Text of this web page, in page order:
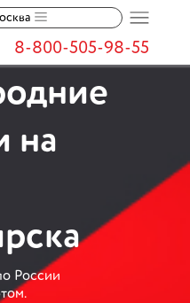
8-800-505-98-55
на
России